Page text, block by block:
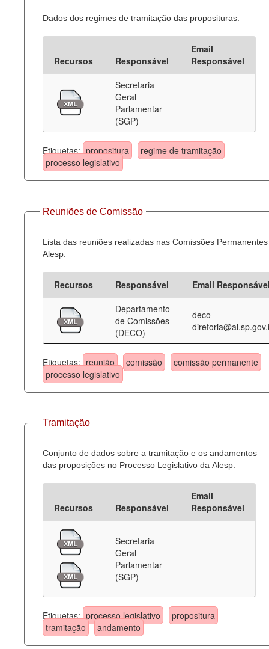
Dados dos regimes de tramitação das proposituras.
Recursos Responsável
Email
Responsável
Secretaria
Geral
Parlamentar
(SGP)
Etiquetas: propositura
regime de tramitação
processo legislativo
Reuniões de Comissão
Lista das reuniões realizadas nas Comissões
Alesp.
Recursos Responsável
Email
Departamento
de Comissões
(DECO)
deco-
Etiquetas: reunião comissão
comissão permanente
processo legislativo
Tramitação
Conjunto de dados sobre a tramitação e os andamentos
das proposições no Processo Legislativo da Alesp.
Recursos Responsável
Email
Responsável
Secretaria
Geral
Parlamentar
(SGP)
Etiquetas: processo legislativo
propositura
tramitação
andamento